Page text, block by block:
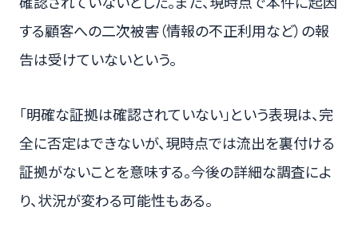
する顧客への二次被害（情報の不正利用など）の報
告は受けていないという。
「明確な証拠は確認されていない」という表現は、完
全に否定はできないが、現時点では流出を裏付ける
証拠がないことを意味する。今後の詳細な調査によ
り、状況が変わる可能性もある。